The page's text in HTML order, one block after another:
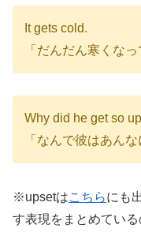
It gets cold.
「だんだん寒くなっ
Why did he get so
「なんで彼はあんな
※upsetはこちらにも
す表現をまとめてい